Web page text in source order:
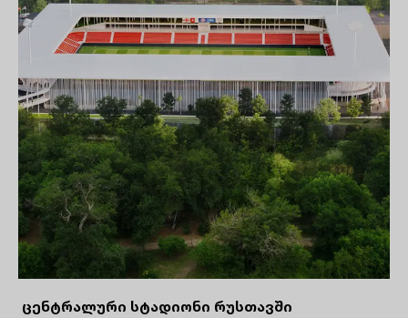
ცენტრალური სტადიონი რუსთავში